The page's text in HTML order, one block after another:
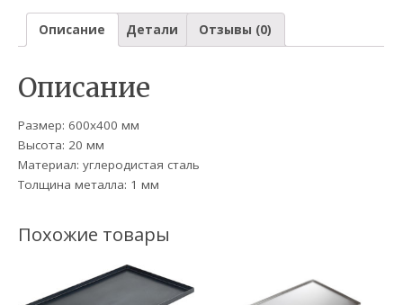
Описание Детали Отзывы (0)
Описание
Размер: 600х400 мм
Высота: 20 мм
Материал: углеродистая сталь
Толщина металла: 1 мм
Похожие товары